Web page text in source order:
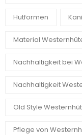
Hutformen
Material
Nachhaltigkeit bei
Nachhaltigkeit
Old Style
Pflege von